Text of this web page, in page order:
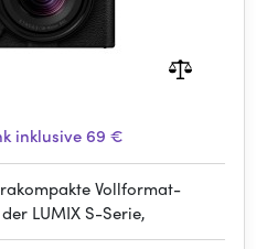
inklusive 69 €
Vollformat-
LUMIX S-Serie,